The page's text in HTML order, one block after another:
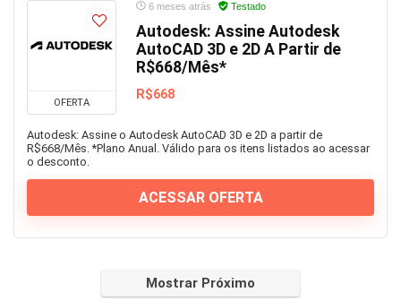
OFERTA
6 meses atrás Testado
Autodesk: Assine Autodesk
AutoCAD 3D e 2D A Partir de
R$668/Mês*
R$668
Autodesk: Assine o Autodesk AutoCAD 3D e 2D a partir de
R$668/Mês. *Plano Anual. Válido para os itens listados ao acessar
o desconto.
ACESSAR OFERTA
Mostrar Próximo